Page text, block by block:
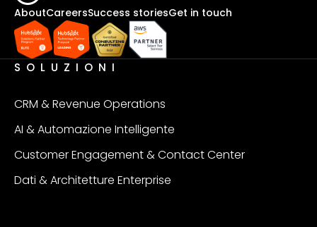
AboutCareersSuccess storiesGet in touch
SOLUZIONI
CRM & Revenue Operations
AI & Automazione Intelligente
Customer Engagement & Contact Center
Dati & Architetture Enterprise